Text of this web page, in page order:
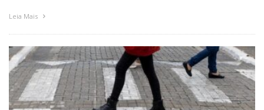
Leia Mais